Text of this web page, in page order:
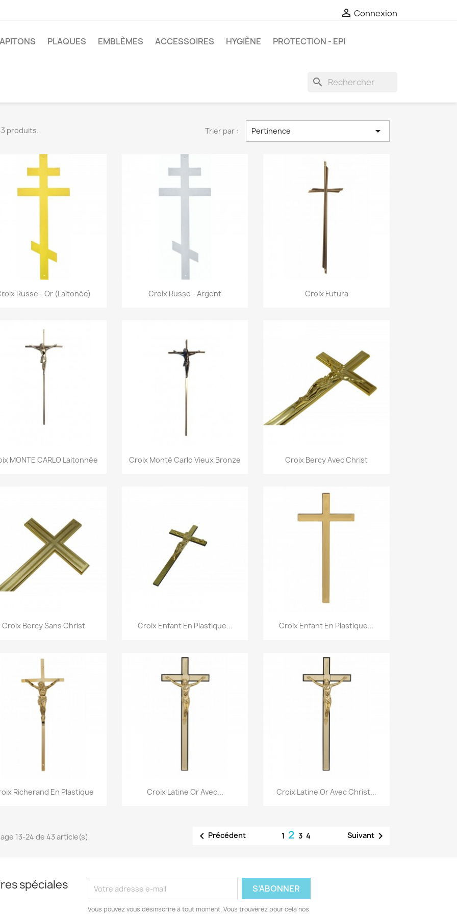
 Connexion
PLAQUES EMBLÈMES ACCESSOIRES HYGIÈNE PROTECTION - EPI
search
produits. Trier par : Pertinence 
Aperçu rapide
Russe - Or (Laitonée) Aperçu rapide
Croix Russe - Argent Aperçu rapide
Croix Futura
Aperçu rapide
MONTE CARLO Laitonnée Aperçu rapide
Croix Monté Carlo Vieux Bronze  Aperçu rapide
Croix Bercy Avec Christ
 Aperçu rapide
Croix Bercy Sans Christ Aperçu rapide
Croix Enfant En Plastique... Aperçu rapide
Croix Enfant En Plastique...
Aperçu rapide
Richerand En Plastique Aperçu rapide
Croix Latine Or Avec... Aperçu rapide
Croix Latine Or Avec Christ...
13-24 de 43 article(s)  Précédent 1 2 3 4 Suivant
spéciales
Vous pouvez vous désinscrire à tout moment. Vous trouverez pour cela nos